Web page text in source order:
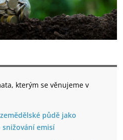
kterým se věnujeme v
půdě jako
emisí